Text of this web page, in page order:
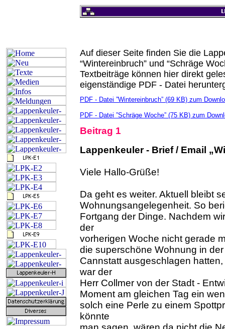
Auf dieser Seite finden Sie die
“Wintereinbruch” und “Schräge
Textbeiträge können hier direkt
eigenständige PDF - Datei
PDF - Datei ”Wintereinbruch” (69 KB) zum
PDF - Datei ”Schräge Woche” (75 KB) zum
Beitrag 1
Lappenkeuler - Brief / Email
Viele Hallo-Grüße!
Da geht es weiter. Aktuell bleibt
Wohnungsangelegenheit. So
Fortgang der Dinge. Nachdem
der
vorherigen Woche nicht gerade
die superschöne Wohnung in
Cannstatt ausgeschlagen
war der
Herr Collmer von der Stadt -
Moment am gleichen Tag ein
solch eine Perle zu einem
könnte